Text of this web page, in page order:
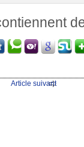
Article suivant